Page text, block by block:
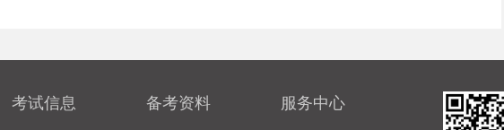
考试信息 备考资料 服务中心